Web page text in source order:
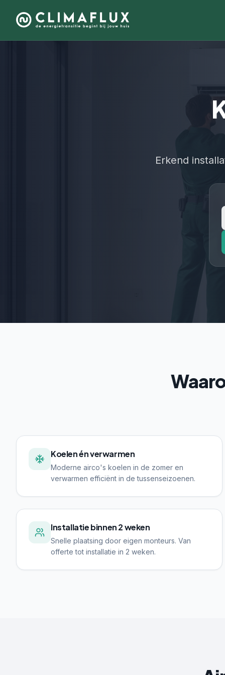
Erkend
Koelen én verwarmen
Moderne airco's koelen in de zomer en
verwarmen efficiënt in de tussenseizoenen.
Installatie binnen 2 weken
Snelle plaatsing door eigen monteurs. Van
offerte tot installatie in 2 weken.